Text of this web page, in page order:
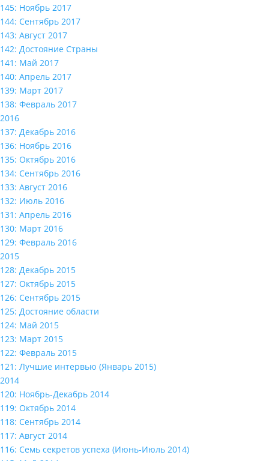
145: Ноябрь 2017
144: Сентябрь 2017
143: Август 2017
142: Достояние Страны
141: Май 2017
140: Апрель 2017
139: Март 2017
138: Февраль 2017
2016
137: Декабрь 2016
136: Ноябрь 2016
135: Октябрь 2016
134: Сентябрь 2016
133: Август 2016
132: Июль 2016
131: Апрель 2016
130: Март 2016
129: Февраль 2016
2015
128: Декабрь 2015
127: Октябрь 2015
126: Сентябрь 2015
125: Достояние области
124: Май 2015
123: Март 2015
122: Февраль 2015
121: Лучшие интервью (Январь 2015)
2014
120: Ноябрь-Декабрь 2014
119: Октябрь 2014
118: Сентябрь 2014
117: Август 2014
116: Семь секретов успеха (Июнь-Июль 2014)